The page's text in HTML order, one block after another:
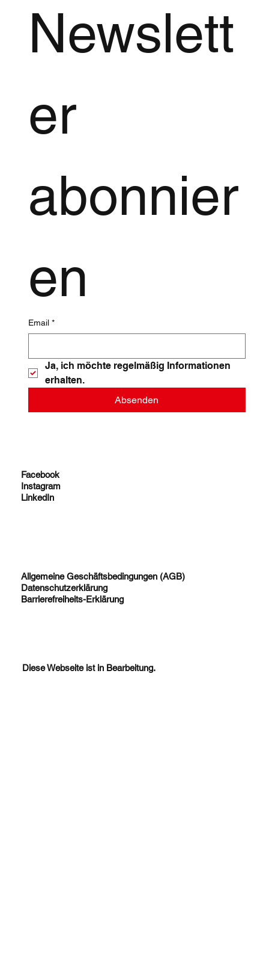
Newslett
er
abonnier
en
Email *
Ja, ich möchte regelmäßig Informationen
erhalten.
Absenden
Facebook
Instagram
LinkedIn
Allgemeine Geschäftsbedingungen (AGB)
Datenschutzerklärung
Barrierefreiheits-Erklärung
Diese Webseite ist in Bearbeitung.